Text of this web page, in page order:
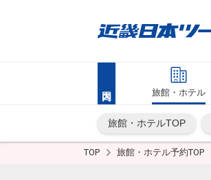
旅館・ホテル
旅館・ホテルTOP
TOP 旅館・ホテル予約TOP